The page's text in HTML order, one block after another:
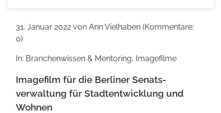
31. Januar 2022 von Ann Vielhaben (Kommentare:
0)
In: Branchenwissen & Mentoring, Imagefilme
Imagefilm für die Berliner Senats­
verwaltung für Stadt­entwicklung und
Wohnen